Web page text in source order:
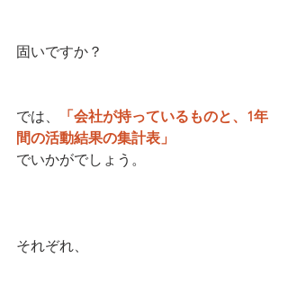
固いですか？
では、
「会社が持っているものと、1年
間の活動結果の集計表」
でいかがでしょう。
それぞれ、